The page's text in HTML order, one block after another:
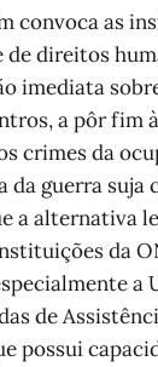
convoca as
direitos
imediata
a pôr fim
crimes da
da guerra suja
a alternativa
da
a
de
possui